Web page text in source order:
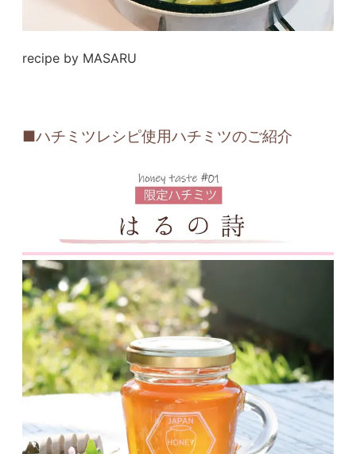
recipe by MASARU
■ハチミツレシピ使用ハチミツのご紹介